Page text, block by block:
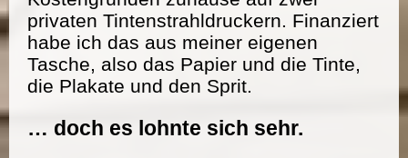
privaten Tintenstrahldruckern. Finanziert
habe ich das aus meiner eigenen
Tasche, also das Papier und die Tinte,
die Plakate und den Sprit.
… doch es lohnte sich sehr.